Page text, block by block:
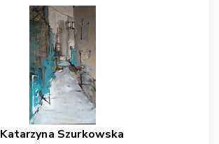
Katarzyna Szurkowska